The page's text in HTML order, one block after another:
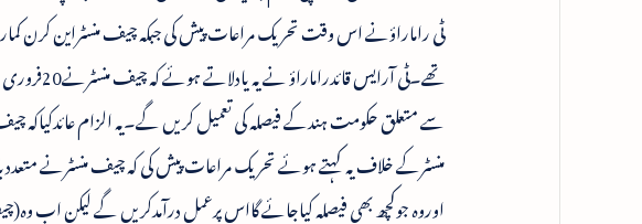
ٹی راماراؤنے اس وقت تحریک مراعات پیش کی جبکہ چیف منسٹراین کرن
سے متعلق حکومت ہندکے فیصلہ کی تعمیل کریں گے۔یہ الزام
منسٹرکے خلاف یہ کہتے ہوئے تحریک مراعات پیش کی کہ چیف منسٹرنے
اوروہ جوکچھ بھی فیصلہ کیاجائے گااس پرعمل درآمدکریں گے لیکن اب